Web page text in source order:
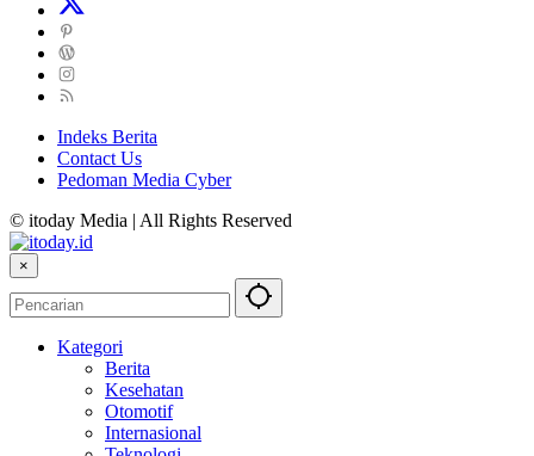
Indeks Berita
Contact Us
Pedoman Media Cyber
© itoday Media | All Rights Reserved
×
Kategori
Berita
Kesehatan
Otomotif
Internasional